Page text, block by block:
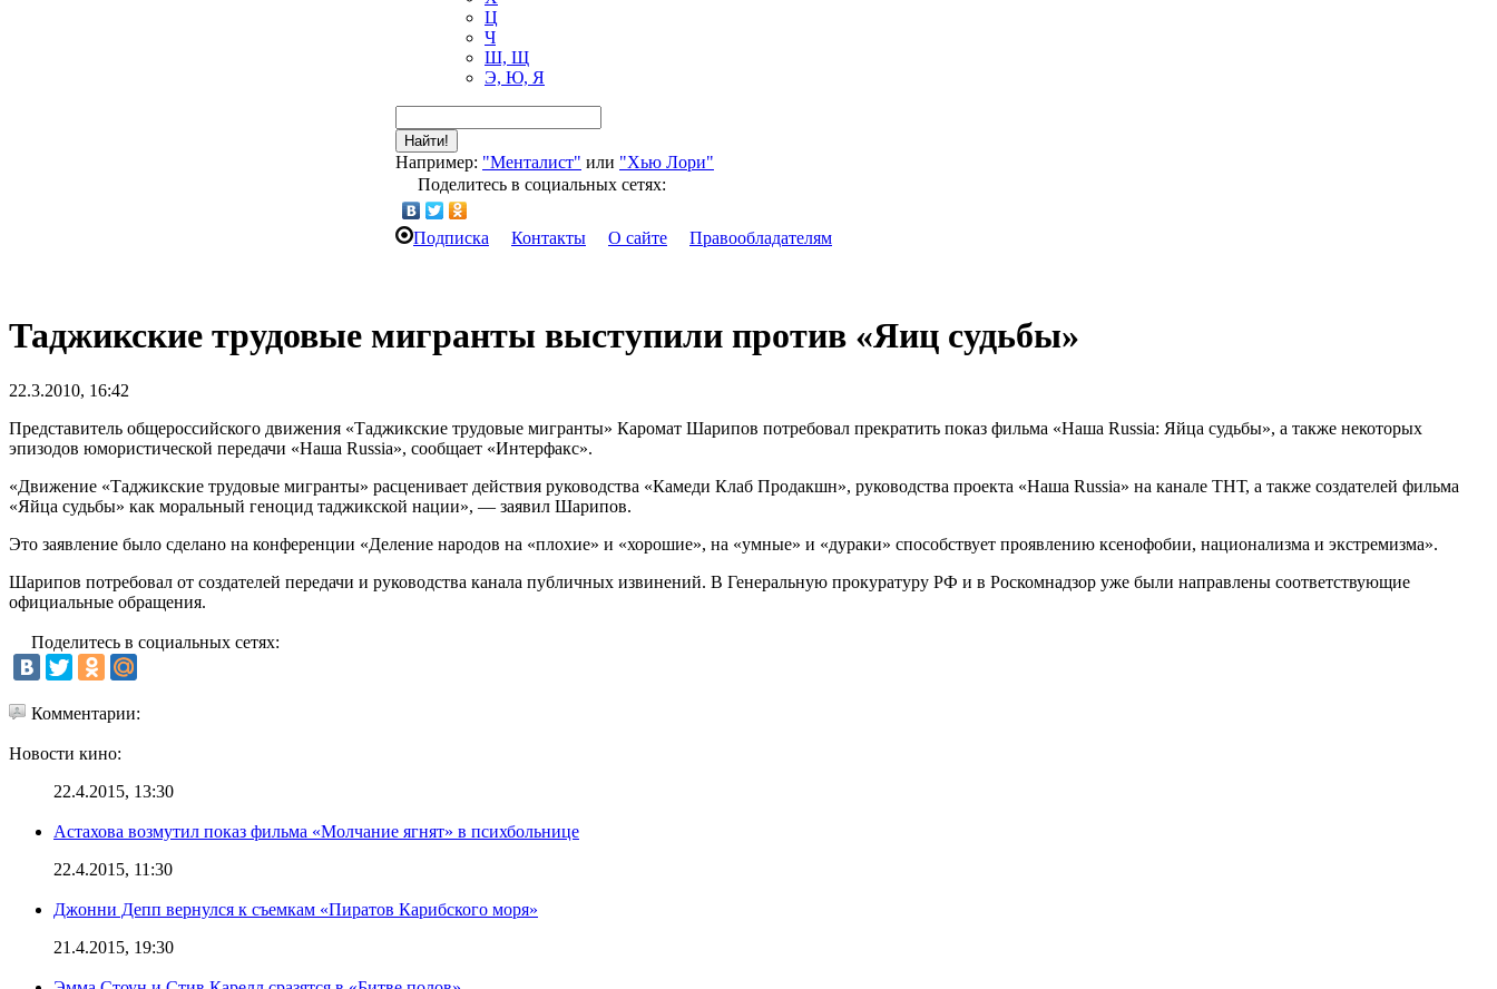
Ц
Ч
Ш, Щ
Э, Ю, Я
Найти!
Например: "Менталист" или "Хью Лори"
Поделитесь в социальных сетях:
Подписка Контакты О сайте Правообладателям
Таджикские трудовые мигранты выступили против «Яиц судьбы»
22.3.2010, 16:42
Представитель общероссийского движения «Таджикские трудовые мигранты» Каромат Шарипов потребовал прекратить показ фильма «Наша Russia: Яйца судьбы», а также некоторых
эпизодов юмористической передачи «Наша Russia», сообщает «Интерфакс».
«Движение «Таджикские трудовые мигранты» расценивает действия руководства «Камеди Клаб Продакшн», руководства проекта «Наша Russia» на канале ТНТ, а также создателей фильма
«Яйца судьбы» как моральный геноцид таджикской нации», — заявил Шарипов.
Это заявление было сделано на конференции «Деление народов на «плохие» и «хорошие», на «умные» и «дураки» способствует проявлению ксенофобии, национализма и экстремизма».
Шарипов потребовал от создателей передачи и руководства канала публичных извинений. В Генеральную прокуратуру РФ и в Роскомнадзор уже были направлены соответствующие
официальные обращения.
Поделитесь в социальных сетях:
Комментарии:
Новости кино:
22.4.2015, 13:30
Астахова возмутил показ фильма «Молчание ягнят» в психбольнице
22.4.2015, 11:30
Джонни Депп вернулся к съемкам «Пиратов Карибского моря»
21.4.2015, 19:30